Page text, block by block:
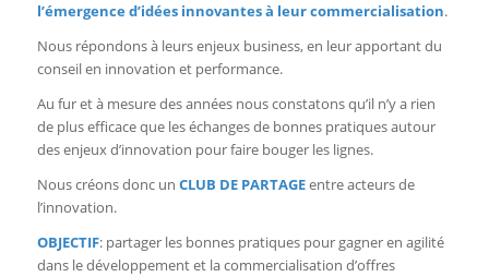
l’émergence d’idées innovantes à leur commercialisation.
Nous répondons à leurs enjeux business, en leur apportant du
conseil en innovation et performance.
Au fur et à mesure des années nous constatons qu’il n’y a rien
de plus efficace que les échanges de bonnes pratiques autour
des enjeux d’innovation pour faire bouger les lignes.
Nous créons donc un CLUB DE PARTAGEentre acteurs de
l’innovation.
OBJECTIF: partager les bonnes pratiques pour gagner en agilité
dans le développement et la commercialisation d’offres